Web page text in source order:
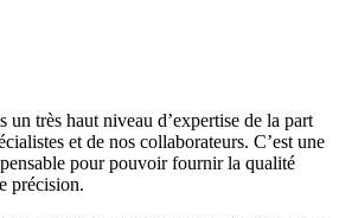
un très haut niveau d’expertise de la part
et de nos collaborateurs. C’est une
pour pouvoir fournir la qualité
précision.